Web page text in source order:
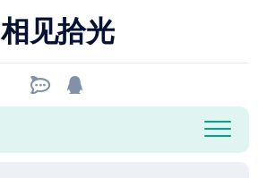
相见拾光